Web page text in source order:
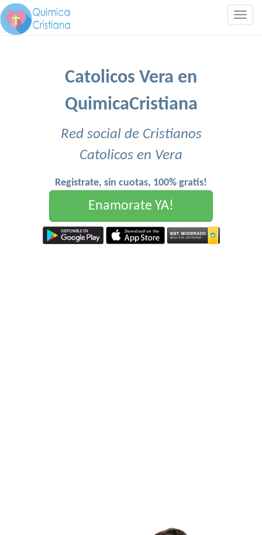
Catolicos Vera en
QuimicaCristiana
Red social de Cristianos
Catolicos en Vera
Registrate, sin cuotas, 100% gratis!
Enamorate YA!